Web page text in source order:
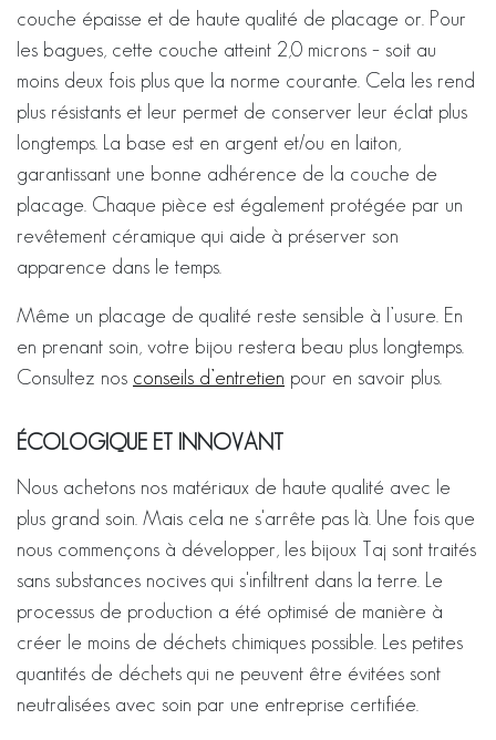
couche épaisse et de haute qualité de placage or. Pour
les bagues, cette couche atteint 2,0 microns – soit au
moins deux fois plus que la norme courante. Cela les rend
plus résistants et leur permet de conserver leur éclat plus
longtemps. La base est en argent et/ou en laiton,
garantissant une bonne adhérence de la couche de
placage. Chaque pièce est également protégée par un
revêtement céramique qui aide à préserver son
apparence dans le temps.
Même un placage de qualité reste sensible à l’usure. En
en prenant soin, votre bijou restera beau plus longtemps.
Consultez nos conseils d’entretien pour en savoir plus.
ÉCOLOGIQUE ET INNOVANT
Nous achetons nos matériaux de haute qualité avec le
plus grand soin. Mais cela ne s'arrête pas là. Une fois que
nous commençons à développer, les bijoux Taj sont traités
sans substances nocives qui s'infiltrent dans la terre. Le
processus de production a été optimisé de manière à
créer le moins de déchets chimiques possible. Les petites
quantités de déchets qui ne peuvent être évitées sont
neutralisées avec soin par une entreprise certifiée.